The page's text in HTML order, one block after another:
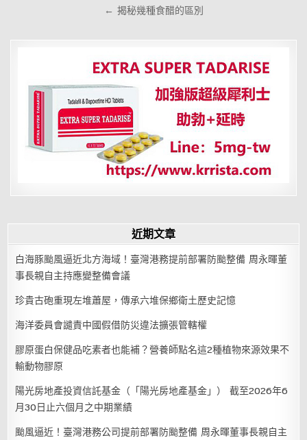
覽
← 揭秘幾種食醋的區別
近期文章
白海豚颱風逼近北方海域！臺灣港務提前部署防颱整備 周永暉董
事長親自主持應變整備會議
珍貴古砲重現左堆蕭屋，傳承六堆保鄉衛土歷史記憶
海洋委員會譴責中國假借防災違法擴張管轄權
膠原蛋白保健品吃素者也能補？營養師點名這2種植物來源效果不
輸動物膠原
陽光房地產投資信託基金（「陽光房地產基金」） 截至2026年6
月30日止六個月之中期業績
颱風逼近！臺灣港務公司提前部署防颱整備 周永暉董事長親自主